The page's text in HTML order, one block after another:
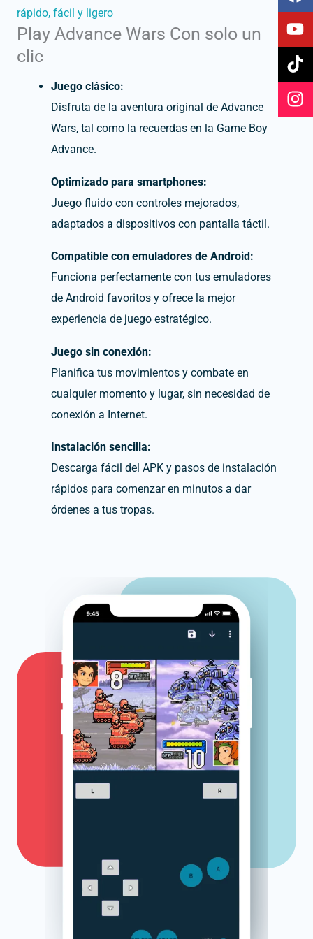
rápido, fácil y ligero
Play Advance Wars Con solo un
clic
Juego clásico:
Disfruta de la aventura original de Advance
Wars, tal como la recuerdas en la Game Boy
Advance.
Optimizado para smartphones:
Juego fluido con controles mejorados,
adaptados a dispositivos con pantalla táctil.
Compatible con emuladores de Android:
Funciona perfectamente con tus emuladores
de Android favoritos y ofrece la mejor
experiencia de juego estratégico.
Juego sin conexión:
Planifica tus movimientos y combate en
cualquier momento y lugar, sin necesidad de
conexión a Internet.
Instalación sencilla:
Descarga fácil del APK y pasos de instalación
rápidos para comenzar en minutos a dar
órdenes a tus tropas.
c
e
b
o
o
k
u
t
u
b
e
k
t
o
k
s
t
a
g
r
a